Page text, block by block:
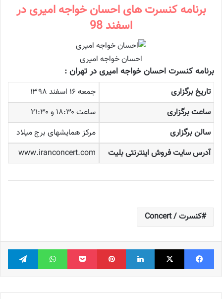
برنامه کنسرت های احسان خواجه امیری در
اسفند 98
احسان خواجه امیری
برنامه کنسرت احسان خواجه امیری در تهران :
تاریخ برگزاری
جمعه ۱۶ اسفند ۱۳۹۸
ساعت برگزاری
ساعت ۱۸:۳۰ و ۲۱:۳۰
سالن برگزاری
مرکز همایشهای برج میلاد
آدرس سایت فروش اینترنتی بلیت
www.iranconcert.com
کنسرت / Concert
فیس بوک X لینکدین ‫پین‌ترست پاکت واتس آپ